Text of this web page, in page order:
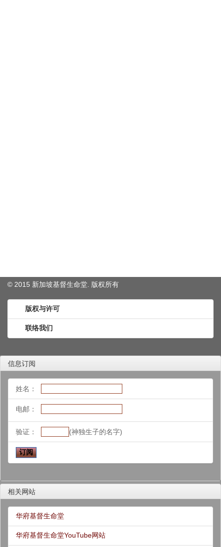
© 2015 新加坡基督生命堂. 版权所有
版权与许可
联络我们
信息订阅
姓名：
电邮：
验证： (神独生子的名字)
相关网站
华府基督生命堂
华府基督生命堂YouTube网站